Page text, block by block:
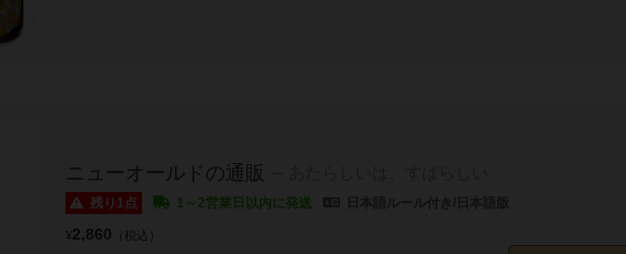
ニューオールドの通販
残り1点 1～2営業日以内に発送
¥2,860 （税込）